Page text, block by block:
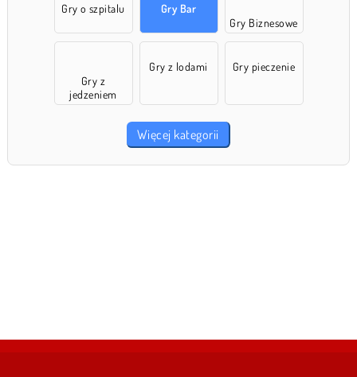
Gry o szpitalu
Gry Bar
Gry Biznesowe
Gry z
jedzeniem
Gry z lodami Gry pieczenie
Więcej kategorii